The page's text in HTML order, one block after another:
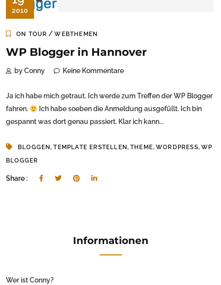
2010
ON TOUR /WEBTHEMEN
WP Blogger in Hannover
by Conny Keine Kommentare
Ja ich habe mich getraut. Ich werde zum Treffen der WP Blogger
fahren.
Ich habe soeben die Anmeldung ausgefüllt. Ich bin
gespannt was dort genau passiert. Klar ich kann...
BLOGGEN,TEMPLATE ERSTELLEN,THEME,WORDPRESS, WP
BLOGGER
Share :
Informationen
Wer ist Conny?